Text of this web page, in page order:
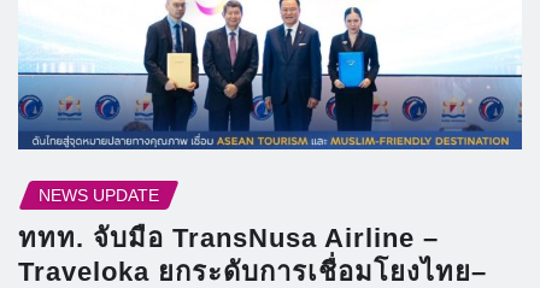
NEWS UPDATE
ททท. จับมือ TransNusa Airline –
Traveloka ยกระดับการเชื่อมโยงไทย–